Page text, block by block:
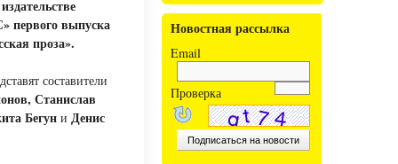
выпуска
проза».
составители
Станислав
Бегун и Денис
Новостная рассылка
Email
Проверка